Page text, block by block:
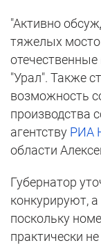
"Активно
тяжелых
"Урал". Также
возможность
производства
агентству РИА
области
Губернатор
конкурируют,
поскольку
практически